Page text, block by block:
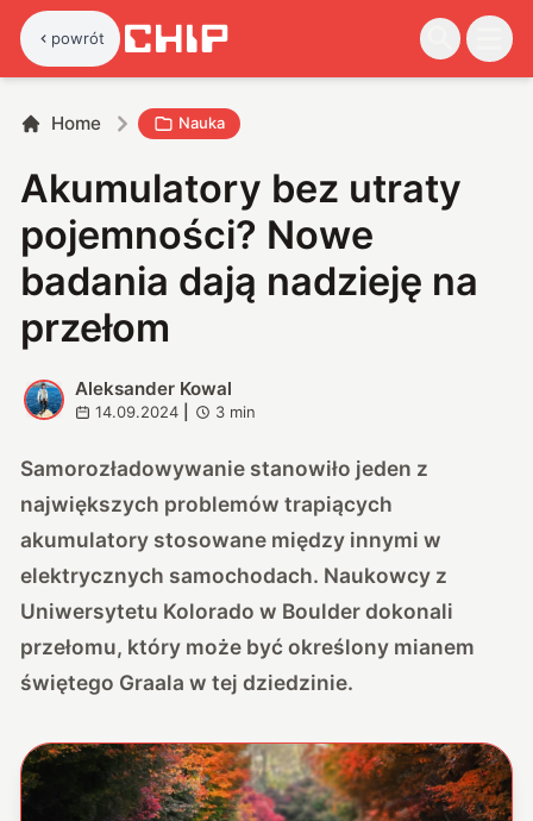
powrót
Home Nauka
Akumulatory bez utraty
pojemności? Nowe
badania dają nadzieję na
przełom
A
Aleksander Kowal
14.09.2024 3 min
Samorozładowywanie stanowiło jeden z
największych problemów trapiących
akumulatory stosowane między innymi w
elektrycznych samochodach. Naukowcy z
Uniwersytetu Kolorado w Boulder dokonali
przełomu, który może być określony mianem
świętego Graala w tej dziedzinie.